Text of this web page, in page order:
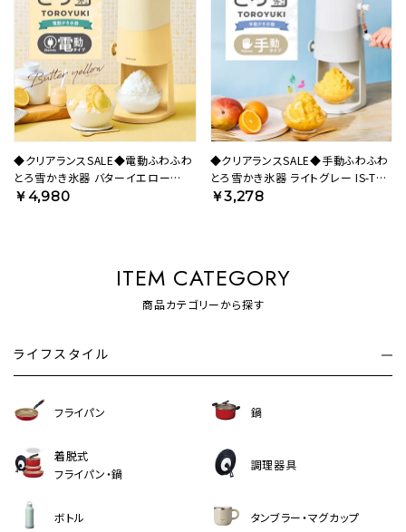
◆クリアランスSALE◆電動ふわふわ
とろ雪かき氷器 バターイエロー
DTS-B5MYL【HO】
￥4,980
◆クリアランスSALE◆手動ふわふわ
とろ雪かき氷器 ライトグレー IS-TY-
B5GY【HO】
￥3,278
ITEM CATEGORY
商品カテゴリーから探す
ライフスタイル
フライパン 鍋
着脱式
フライパン・鍋
調理器具
ボトル タンブラー・マグカップ